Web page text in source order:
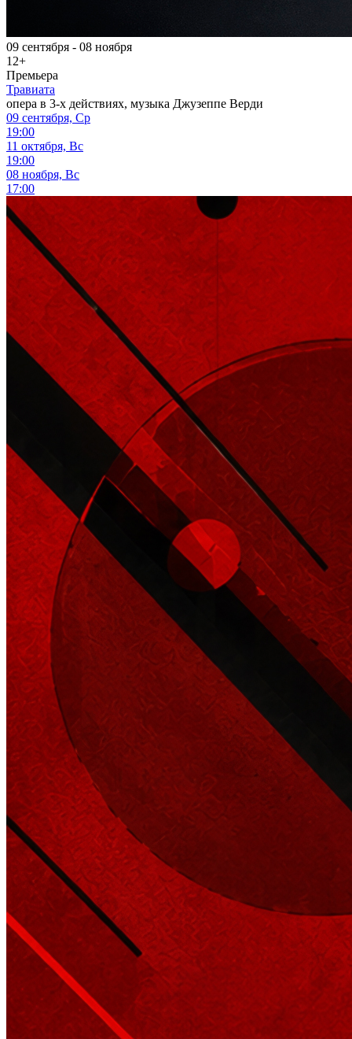
09 сентября - 08 ноября
12+
Премьера
Травиата
опера в 3-х действиях, музыка Джузеппе Верди
09 сентября, Ср
19:00
11 октября, Вс
19:00
08 ноября, Вс
17:00